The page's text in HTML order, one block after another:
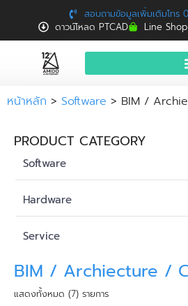
สอบถามข้อมูลเพิ่มเติมโทร
ดาวน์โหลด PTCAD
Line
หน้าแรก
News
หน้าหลัก > Software > BIM /
PRODUCT CATEGORY
Software
Hardware
Service
BIM / Archiecture /
แสดงทั้งหมด (7) รายการ